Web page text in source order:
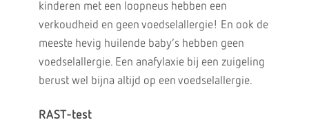
kinderen met een loopneus hebben een
verkoudheid en geen voedselallergie! En ook de
meeste hevig huilende baby’s hebben geen
voedselallergie. Een anafylaxie bij een zuigeling
berust wel bijna altijd op een voedselallergie.
RAST-test